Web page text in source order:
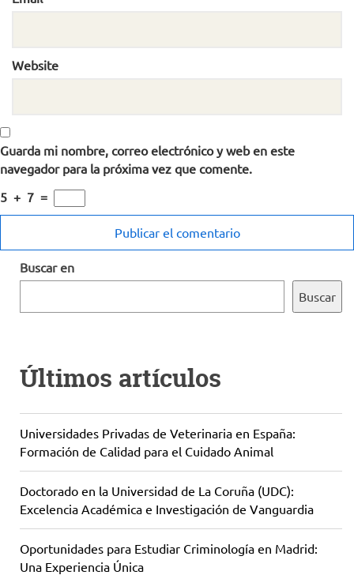
Website
Guarda mi nombre, correo electrónico y web en este
navegador para la próxima vez que comente.
5 + 7 =
Buscar en
Buscar
Últimos artículos
Universidades Privadas de Veterinaria en España:
Formación de Calidad para el Cuidado Animal
Doctorado en la Universidad de La Coruña (UDC):
Excelencia Académica e Investigación de Vanguardia
Oportunidades para Estudiar Criminología en Madrid:
Una Experiencia Única